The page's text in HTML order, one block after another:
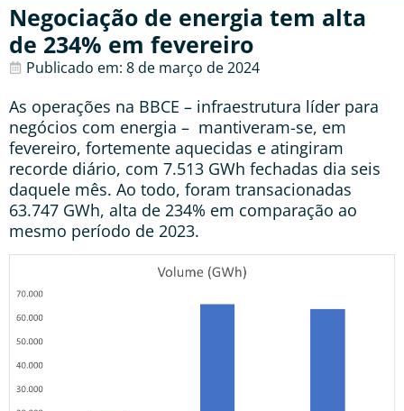
Negociação de energia tem alta
de 234% em fevereiro
Publicado em: 8 de março de 2024
As operações na BBCE – infraestrutura líder para
negócios com energia – mantiveram-se, em
fevereiro, fortemente aquecidas e atingiram
recorde diário, com 7.513 GWh fechadas dia seis
daquele mês. Ao todo, foram transacionadas
63.747 GWh, alta de 234% em comparação ao
mesmo período de 2023.